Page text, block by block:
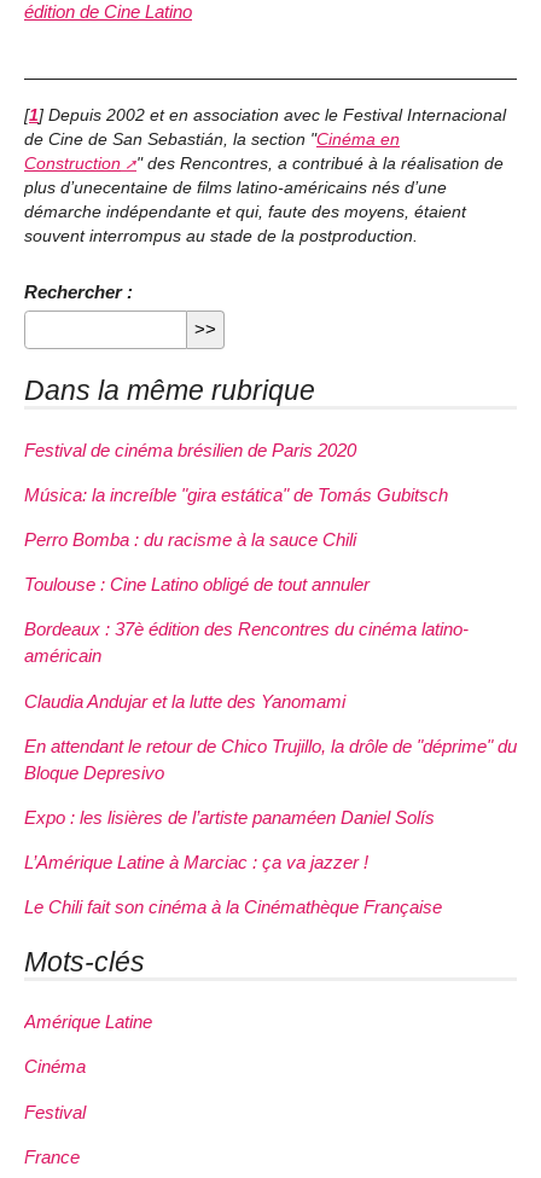
édition de Cine Latino
[1] Depuis 2002 et en association avec le Festival Internacional
de Cine de San Sebastián, la section "Cinéma en
Construction
" des Rencontres, a contribué à la réalisation de
plus d’unecentaine de films latino-américains nés d’une
démarche indépendante et qui, faute des moyens, étaient
souvent interrompus au stade de la postproduction.
Rechercher :
Dans la même rubrique
Festival de cinéma brésilien de Paris 2020
Música: la increíble "gira estática" de Tomás Gubitsch
Perro Bomba : du racisme à la sauce Chili
Toulouse : Cine Latino obligé de tout annuler
Bordeaux : 37è édition des Rencontres du cinéma latino-
américain
Claudia Andujar et la lutte des Yanomami
En attendant le retour de Chico Trujillo, la drôle de "déprime" du
Bloque Depresivo
Expo : les lisières de l’artiste panaméen Daniel Solís
L’Amérique Latine à Marciac : ça va jazzer !
Le Chili fait son cinéma à la Cinémathèque Française
Mots-clés
Amérique Latine
Cinéma
Festival
France